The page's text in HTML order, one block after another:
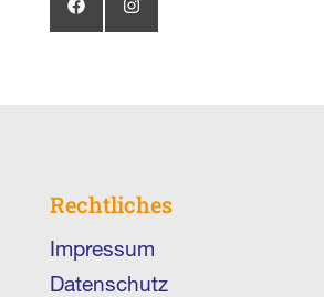
Rechtliches
Impressum
Datenschutz